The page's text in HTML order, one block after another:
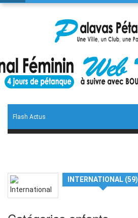
Flash Actus
INTERNATIONAL (59)